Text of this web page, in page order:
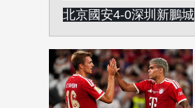
北京國安4-0深圳新鵬城